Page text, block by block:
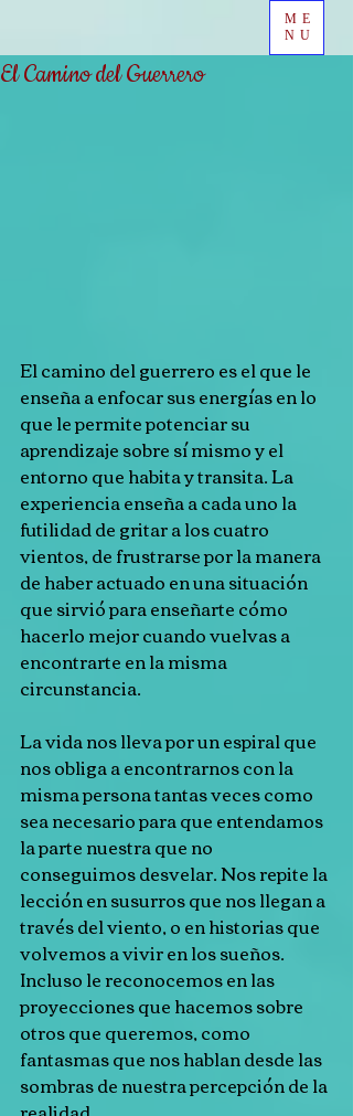
ME
NU
El Camino del Guerrero
El camino del guerrero es el que le
enseña a enfocar sus energías en lo
que le permite potenciar su
aprendizaje sobre sí mismo y el
entorno que habita y transita. La
experiencia enseña a cada uno la
futilidad de gritar a los cuatro
vientos, de frustrarse por la manera
de haber actuado en una situación
que sirvió para enseñarte cómo
hacerlo mejor cuando vuelvas a
encontrarte en la misma
circunstancia.
La vida nos lleva por un espiral que
nos obliga a encontrarnos con la
misma persona tantas veces como
sea necesario para que entendamos
la parte nuestra que no
conseguimos desvelar. Nos repite la
lección en susurros que nos llegan a
través del viento, o en historias que
volvemos a vivir en los sueños.
Incluso le reconocemos en las
proyecciones que hacemos sobre
otros que queremos, como
fantasmas que nos hablan desde las
sombras de nuestra percepción de la